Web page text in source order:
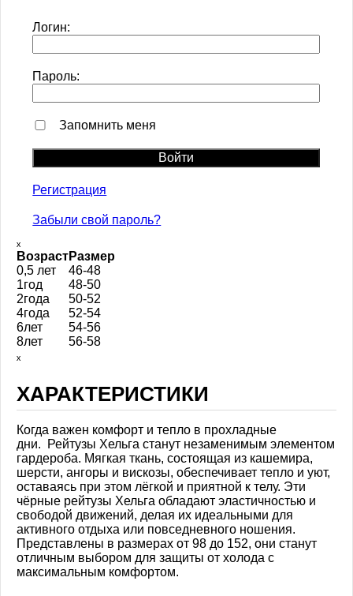
Логин:
Пароль:
Запомнить меня
Регистрация
Забыли свой пароль?
ₓ
ВозрастРазмер
0,5 лет
46-48
1год
48-50
2года
50-52
4года
52-54
6лет
54-56
8лет
56-58
ₓ
ХАРАКТЕРИСТИКИ
Когда важен комфорт и тепло в прохладные
дни. Рейтузы Хельга станут незаменимым элементом
гардероба. Мягкая ткань, состоящая из кашемира,
шерсти, ангоры и вискозы, обеспечивает тепло и уют,
оставаясь при этом лёгкой и приятной к телу. Эти
чёрные рейтузы Хельга обладают эластичностью и
свободой движений, делая их идеальными для
активного отдыха или повседневного ношения.
Представлены в размерах от 98 до 152, они станут
отличным выбором для защиты от холода с
максимальным комфортом.